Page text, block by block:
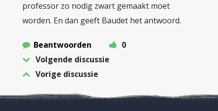
professor zo nodig zwart gemaakt moet
worden. En dan geeft Baudet het antwoord.
Beantwoorden
0
Volgende discussie
Vorige discussie